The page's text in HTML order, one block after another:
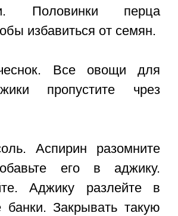
Половинки перца
избавиться от семян.
Все овощи для
пропустите чрез
Аспирин разомните
его в аджику.
Аджику разлейте в
банки. Закрывать такую